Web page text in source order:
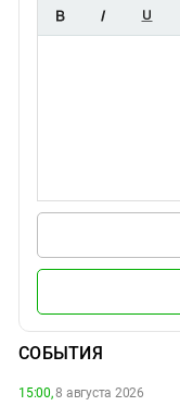
СОБЫТИЯ
15:00,8 августа 2026